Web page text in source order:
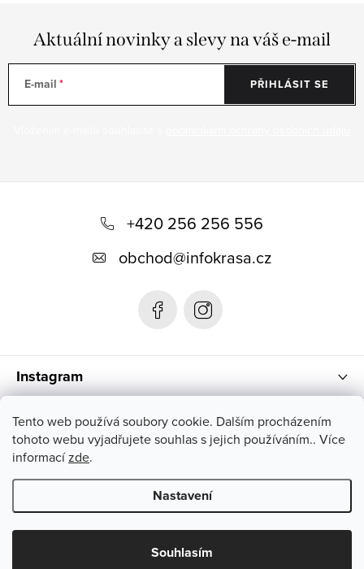
Tento web používá soubory cookie. Dalším procházením
tohoto webu vyjadřujete souhlas s jejich používáním.. Více
informacízde.
Nastavení
Souhlasím
Aktuální novinky a slevy na váš e-mail
E-mail PŘIHLÁSIT SE
Instagram
+420 256 256 556
obchod@infokrasa.cz
Informace pro vás
Copyright 2026INFOKRÁSA. Všechna práva vyhrazena.